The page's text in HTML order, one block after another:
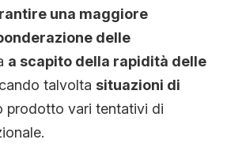
una maggiore
delle
a scapito della rapidità delle
talvolta situazioni di
prodotto vari tentativi di